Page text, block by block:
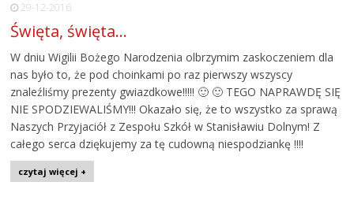
29-12-2016
Święta, święta…
W dniu Wigilii Bożego Narodzenia olbrzymim zaskoczeniem dla
nas było to, że pod choinkami po raz pierwszy wszyscy
znaleźliśmy prezenty gwiazdkowe!!!!! 🙂 🙂 TEGO NAPRAWDĘ SIĘ
NIE SPODZIEWALIŚMY!!! Okazało się, że to wszystko za sprawą
Naszych Przyjaciół z Zespołu Szkół w Stanisławiu Dolnym! Z
całego serca dziękujemy za tę cudowną niespodziankę !!!!
czytaj więcej +